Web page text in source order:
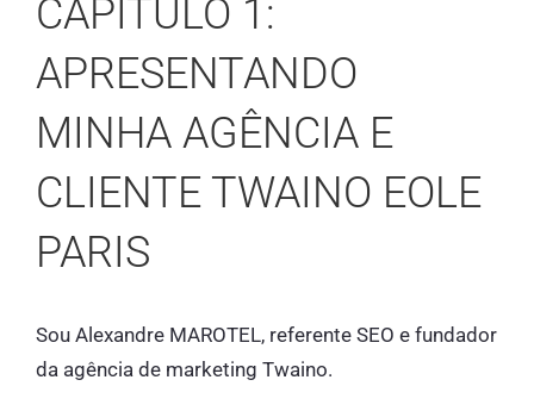
CAPÍTULO 1:
APRESENTANDO
MINHA AGÊNCIA E
CLIENTE TWAINO EOLE
PARIS
Sou Alexandre MAROTEL, referente SEO e fundador
da agência de marketing Twaino.